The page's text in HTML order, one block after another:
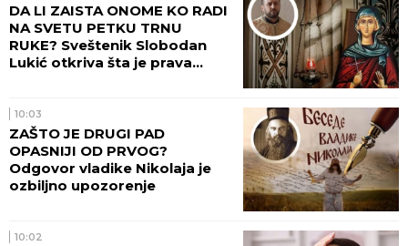
DA LI ZAISTA ONOME KO RADI
NA SVETU PETKU TRNU
RUKE? Sveštenik Slobodan
Lukić otkriva šta je prava
10:03
ZAŠTO JE DRUGI PAD
OPASNIJI OD PRVOG?
Odgovor vladike Nikolaja je
ozbiljno upozorenje
10:02